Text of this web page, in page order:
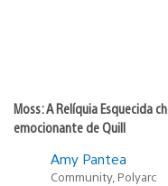
Moss: A Relíquia Esquecida
emocionante de Quill
Amy Pantea
Community, Polyarc